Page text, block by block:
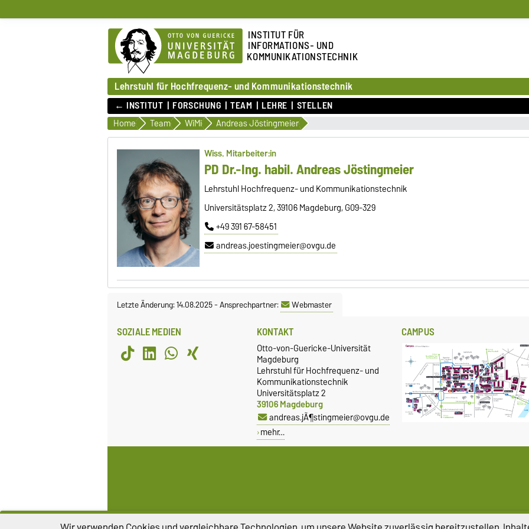
INSTITUT FÜR
INFORMATIONS- UND
KOMMUNIKATIONSTECHNIK
Lehrstuhl für Hochfrequenz- und Kommunikationstechnik
← INSTITUT FORSCHUNG TEAM LEHRE STELLEN
Home Team WiMi Andreas Jöstingmeier
Wiss. Mitarbeiter:in
PD Dr.-Ing. habil. Andreas Jöstingmeier
Lehrstuhl Hochfrequenz- und Kommunikationstechnik
Universitätsplatz 2, 39106 Magdeburg, G09-329
+49 391 67-58451
andreas.joestingmeier@ovgu.de
Letzte Änderung: 14.08.2025-Ansprechpartner: Webmaster
SOZIALE MEDIEN KONTAKT
Otto-von-Guericke-Universität
Magdeburg
Lehrstuhl für Hochfrequenz- und
Kommunikationstechnik
Universitätsplatz 2
39106 Magdeburg
andreas.jÃ¶stingmeier@ovgu.de
mehr…
CAMPUS
Impressum Datenschutz Barrierefreiheit Cookie-